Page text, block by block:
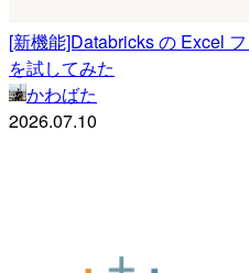
[新機能]Databricks の Excel
を試してみた
かわばた
2026.07.10